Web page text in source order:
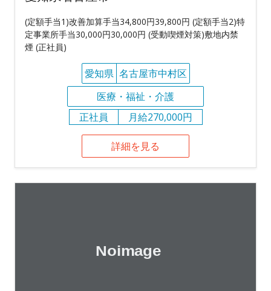
(定額手当1)改善加算手当34,800円39,800円 (定額手当2)特
定事業所手当30,000円30,000円 (受動喫煙対策)敷地内禁
煙 (正社員)
愛知県 名古屋市中村区
医療・福祉・介護
正社員
月給270,000円
詳細を見る